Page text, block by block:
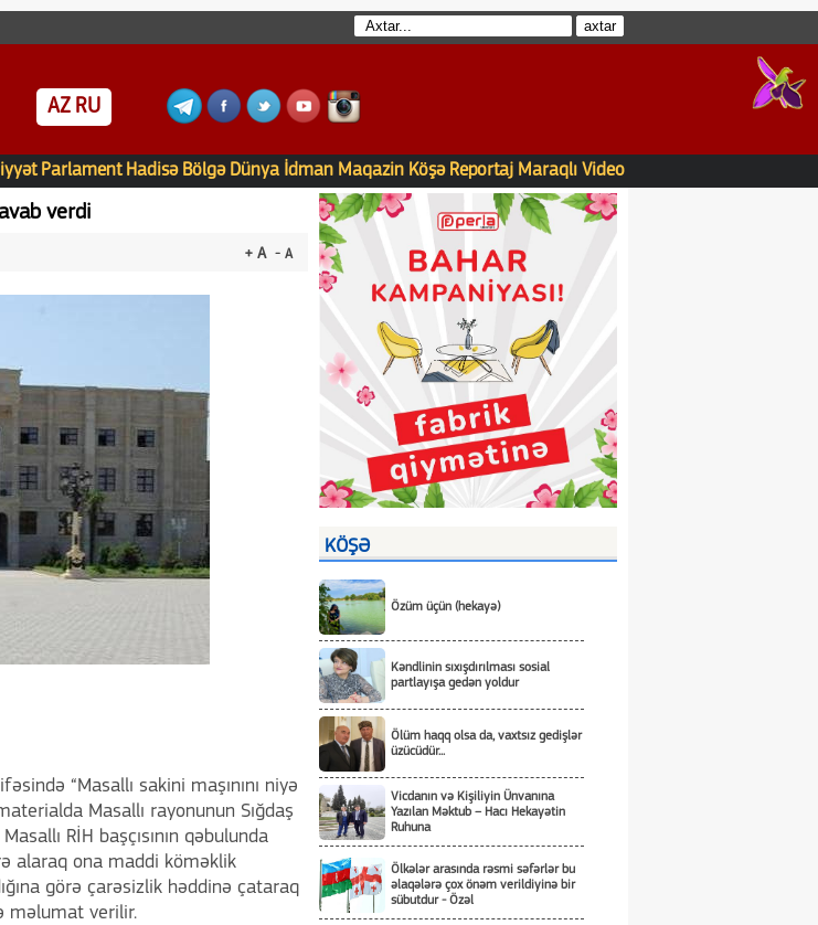
AZ RU
Parlament Hadisə Bölgə Dünya İdman Maqazin Köşə Reportaj Maraqlı Video
verdi
+ A - A
“Masallı sakini maşınını niyə
Masallı rayonunun Sığdaş
RİH başçısının qəbulunda
alaraq ona maddi köməklik
görə çarəsizlik həddinə çataraq
məlumat verilir.
KÖŞƏ
Özüm üçün (hekayə)
Kəndlinin sıxışdırılması sosial
partlayışa gedən yoldur
Ölüm haqq olsa da, vaxtsız gedişlər
üzücüdür...
Vicdanın və Kişiliyin Ünvanına
Yazılan Məktub – Hacı Hekayətin
Ruhuna
Ölkələr arasında rəsmi səfərlər bu
əlaqələrə çox önəm verildiyinə bir
sübutdur - Özəl